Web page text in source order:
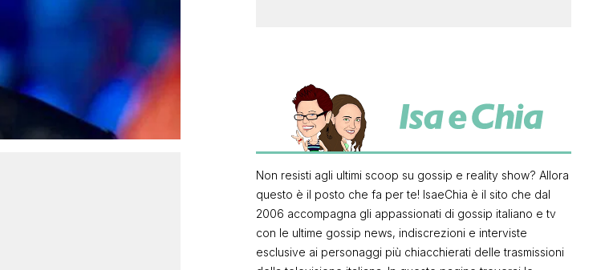
Non resisti agli ultimi scoop su gossip e reality show? Allora
questo è il posto che fa per te! IsaeChia è il sito che dal
2006 accompagna gli appassionati di gossip italiano e tv
con le ultime gossip news, indiscrezioni e interviste
esclusive ai personaggi più chiacchierati delle trasmissioni